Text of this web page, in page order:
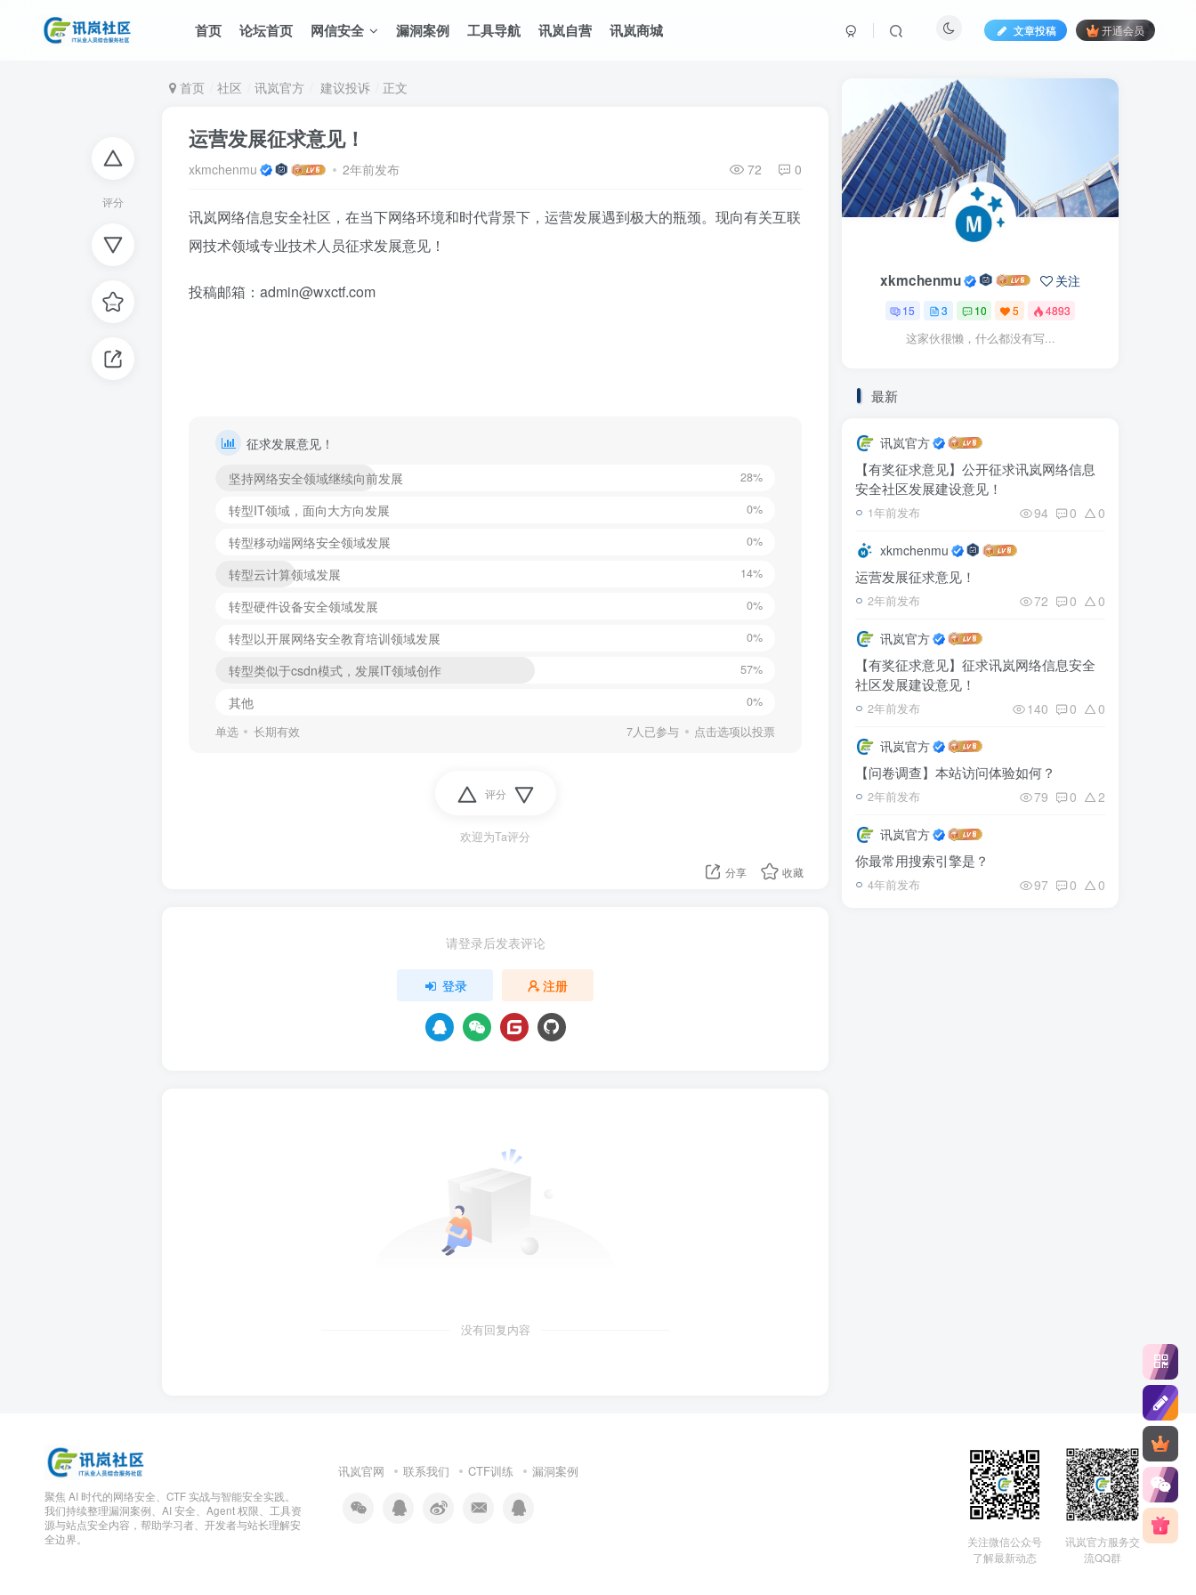
首页 论坛首页 网信安全 漏洞案例 工具导航 讯岚自营 讯岚商城 文章投稿 开通会员
评分
首页 社区 讯岚官方 建议投诉 正文
运营发展征求意见！
xkmchenmu 2年前发布 72 0
讯岚网络信息安全社区，在当下网络环境和时代背景下，运营发展遇到极大的瓶颈。现向有关互联
网技术领域专业技术人员征求发展意见！
投稿邮箱：admin@wxctf.com
征求发展意见！
28%
坚持网络安全领域继续向前发展
0%
转型IT领域，面向大方向发展
0%
转型移动端网络安全领域发展
14%
转型云计算领域发展
0%
转型硬件设备安全领域发展
0%
转型以开展网络安全教育培训领域发展
57%
转型类似于csdn模式，发展IT领域创作
0%
其他
单选 长期有效 7人已参与 点击选项以投票
评分
欢迎为Ta评分
分享 收藏
请登录后发表评论
登录 注册
没有回复内容
xkmchenmu 关注
15 3 10 5 4893
这家伙很懒，什么都没有写...
最新
讯岚官方
【有奖征求意见】公开征求讯岚网络信息
安全社区发展建设意见！
1年前发布 94 0 0
xkmchenmu
运营发展征求意见！
2年前发布 72 0 0
讯岚官方
【有奖征求意见】征求讯岚网络信息安全
社区发展建设意见！
2年前发布 140 0 0
讯岚官方
【问卷调查】本站访问体验如何？
2年前发布 79 0 2
讯岚官方
你最常用搜索引擎是？
4年前发布 97 0 0
聚焦 AI 时代的网络安全、CTF 实战与智能安全实践。
我们持续整理漏洞案例、AI 安全、Agent 权限、工具资
源与站点安全内容，帮助学习者、开发者与站长理解安
全边界。
讯岚官网 联系我们 CTF训练 漏洞案例
关注微信公众号
了解最新动态
讯岚官方服务交
流QQ群